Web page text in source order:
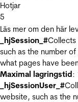
Hotjar
5
Läs mer om den här
_hjSession_#Collects
such as the number
what pages have
Maximal lagringstid:
_hjSessionUser_#
website, such as the